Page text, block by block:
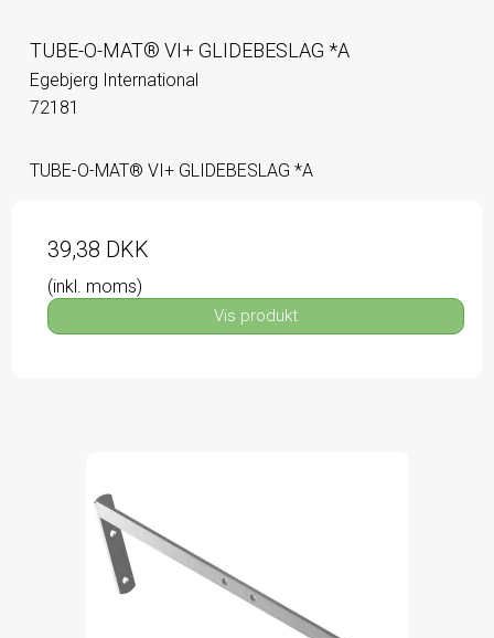
TUBE-O-MAT® VI+ GLIDEBESLAG *A
Egebjerg International
72181
TUBE-O-MAT® VI+ GLIDEBESLAG *A
39,38 DKK
(inkl. moms)
Vis produkt